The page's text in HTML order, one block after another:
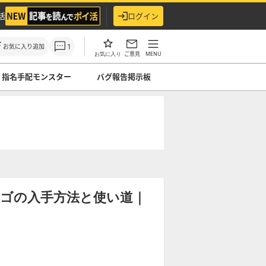
ログイン
お気に入り追加 1
お気に入り ご意見 MENU
指名手配モンスター バグ報告掲示板
の入手方法と使い道｜